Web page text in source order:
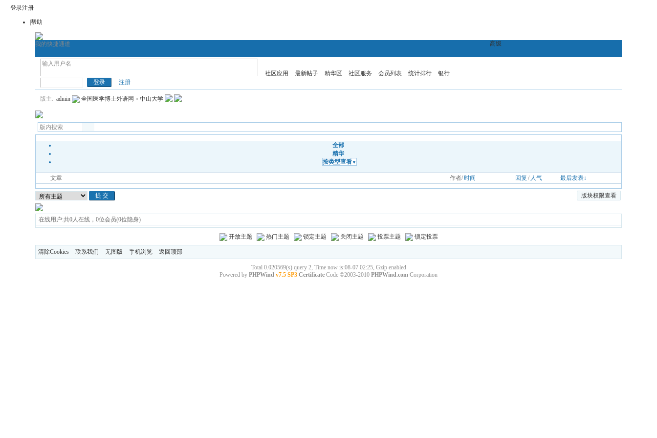
登录注册
|帮助
高级
我的快捷通道
全国医学博士外语
注册
社区应用 最新帖子 精华区 社区服务 会员列表 统计排行 银行
版主: admin 全国医学博士外语网 » 中山大学
全部
精华
按类型查看 ▼
文章 作者/ 时间 回复 / 人气 最后发表↓
版块权限查看
在线用户:共0人在线，0位会员(0位隐身)
开放主题 热门主题 锁定主题 关闭主题 投票主题 锁定投票
清除Cookies 联系我们 无图版 手机浏览 返回顶部
Total 0.020569(s) query 2, Time now is:08-07 02:25, Gzip enabled
Powered by PHPWind v7.5 SP3 Certificate Code ©2003-2010 PHPWind.com Corporation